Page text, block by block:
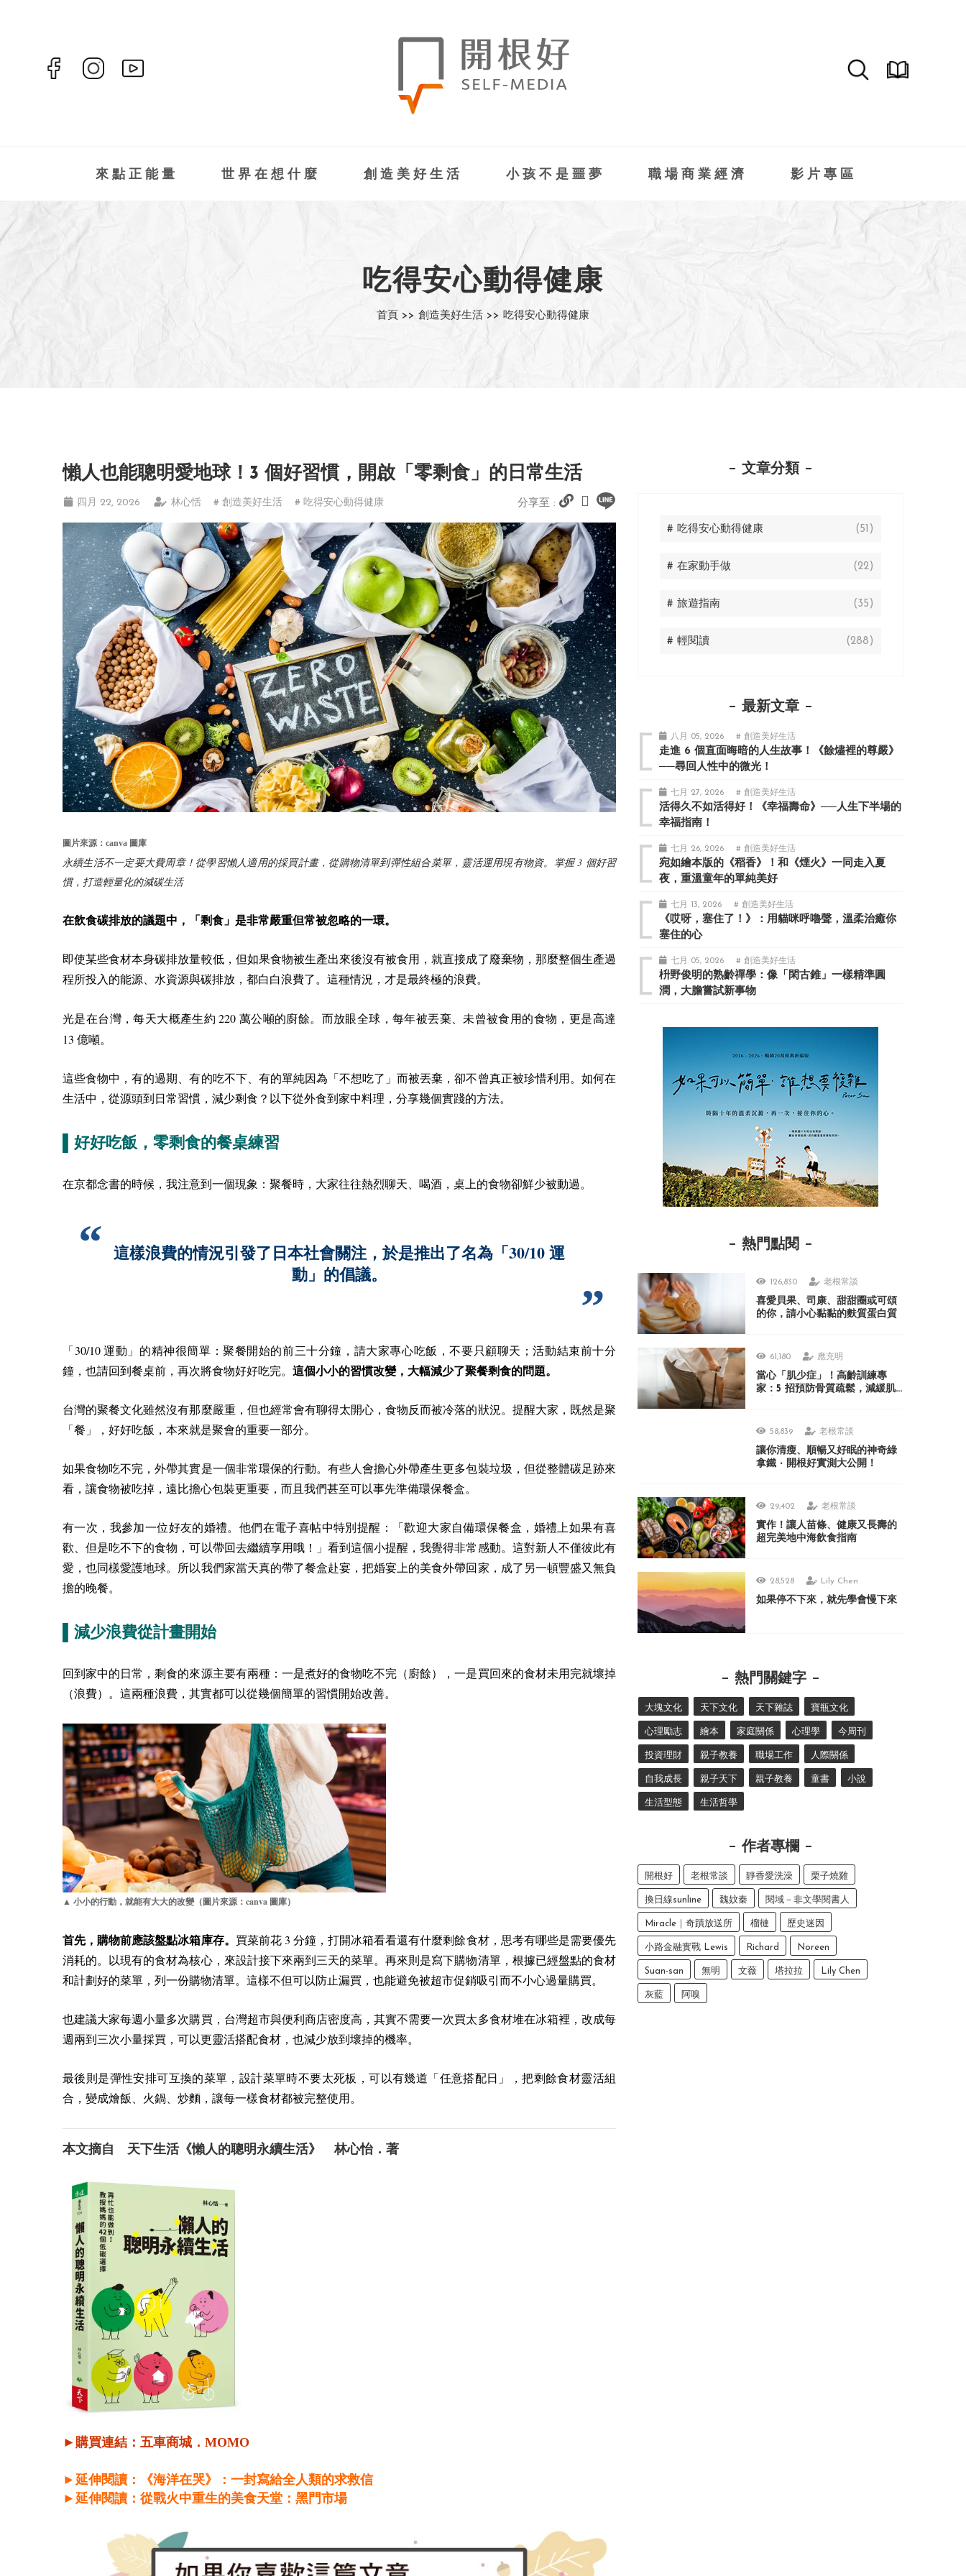
來點正能量 世界在想什麼 創造美好生活 小孩不是噩夢 職場商業經濟 影片專區
吃得安心動得健康
首頁 >> 創造美好生活 >> 吃得安心動得健康
懶人也能聰明愛地球！3 個好習慣，開啟「零剩食」的日常生活
四月 22, 2026 林心恬 # 創造美好生活 # 吃得安心動得健康 分享至 :
圖片來源：canva 圖庫
永續生活不一定要大費周章！從學習懶人適用的採買計畫，從購物清單到彈性組合菜單，靈活運用現有物資。掌握3 個好習
慣，打造輕量化的減碳生活
在飲食碳排放的議題中，「剩食」是非常嚴重但常被忽略的一環。
即使某些食材本身碳排放量較低，但如果食物被生產出來後沒有被食用，就直接成了廢棄物，那麼整個生產過
程所投入的能源、水資源與碳排放，都白白浪費了。這種情況，才是最終極的浪費。
光是在台灣，每天大概產生約220 萬公噸的廚餘。而放眼全球，每年被丟棄、未曾被食用的食物，更是高達
13 億噸。
這些食物中，有的過期、有的吃不下、有的單純因為「不想吃了」而被丟棄，卻不曾真正被珍惜利用。如何在
生活中，從源頭到日常習慣，減少剩食？以下從外食到家中料理，分享幾個實踐的方法。
▌好好吃飯，零剩食的餐桌練習
在京都念書的時候，我注意到一個現象：聚餐時，大家往往熱烈聊天、喝酒，桌上的食物卻鮮少被動過。
這樣浪費的情況引發了日本社會關注，於是推出了名為「 30/10 運
動」的倡議。
「 30/10運動」的精神很簡單：聚餐開始的前三十分鐘，請大家專心吃飯，不要只顧聊天；活動結束前十分
鐘，也請回到餐桌前，再次將食物好好吃完。 這個小小的習慣改變，大幅減少了聚餐剩食的問題。
台灣的聚餐文化雖然沒有那麼嚴重，但也經常會有聊得太開心，食物反而被冷落的狀況。提醒大家，既然是聚
「餐」，好好吃飯，本來就是聚會的重要一部分。
如果食物吃不完，外帶其實是一個非常環保的行動。有些人會擔心外帶產生更多包裝垃圾，但從整體碳足跡來
看，讓食物被吃掉，遠比擔心包裝更重要，而且我們甚至可以事先準備環保餐盒。
有一次，我參加一位好友的婚禮。他們在電子喜帖中特別提醒：「歡迎大家自備環保餐盒，婚禮上如果有喜
歡、但是吃不下的食物，可以帶回去繼續享用哦！」看到這個小提醒，我覺得非常感動。這對新人不僅彼此有
愛，也同樣愛護地球。所以我們家當天真的帶了餐盒赴宴，把婚宴上的美食外帶回家，成了另一頓豐盛又無負
擔的晚餐。
▌減少浪費從計畫開始
回到家中的日常，剩食的來源主要有兩種：一是煮好的食物吃不完（廚餘），一是買回來的食材未用完就壞掉
（浪費）。這兩種浪費，其實都可以從幾個簡單的習慣開始改善。
▲ 小小的行動，就能有大大的改變（圖片來源： canva 圖庫）
首先，購物前應該盤點冰箱庫存。 買菜前花 3 分鐘，打開冰箱看看還有什麼剩餘食材，思考有哪些是需要優先
消耗的。以現有的食材為核心，來設計接下來兩到三天的菜單。再來則是寫下購物清單，根據已經盤點的食材
和計劃好的菜單，列一份購物清單。這樣不但可以防止漏買，也能避免被超市促銷吸引而不小心過量購買。
也建議大家每週小量多次購買，台灣超市與便利商店密度高，其實不需要一次買太多食材堆在冰箱裡，改成每
週兩到三次小量採買，可以更靈活搭配食材，也減少放到壞掉的機率。
最後則是彈性安排可互換的菜單，設計菜單時不要太死板，可以有幾道「任意搭配日」，把剩餘食材靈活組
合，變成燴飯、火鍋、炒麵，讓每一樣食材都被完整使用。
本文摘自 天下生活《懶人的聰明永續生活》 林心怡．著
►購買連結： 五車商城 ． MOMO
►延伸閱讀：《海洋在哭》：一封寫給全人類的求救信
►延伸閱讀：從戰火中重生的美食天堂：黑門市場
文章分類
# 吃得安心動得健康 (51)
# 在家動手做 (22)
# 旅遊指南 (35)
# 輕閱讀 (288)
最新文章
八月 05, 2026 # 創造美好生活
走進 6 個直面晦暗的人生故事！《餘燼裡的尊嚴》
──尋回人性中的微光！
七月 27, 2026 # 創造美好生活
活得久不如活得好！《幸福壽命》──人生下半場的
幸福指南！
七月 26, 2026 # 創造美好生活
宛如繪本版的《稻香》！和《煙火》一同走入夏
夜，重溫童年的單純美好
七月 13, 2026 # 創造美好生活
《哎呀，塞住了！》：用貓咪呼嚕聲，溫柔治癒你
塞住的心
七月 05, 2026 # 創造美好生活
枡野俊明的熟齡禪學：像「閑古錐」一樣精準圓
潤，大膽嘗試新事物
熱門點閱
126,830 老根常談
喜愛貝果、司康、甜甜圈或可頌
的你，請小心黏黏的麩質蛋白質
61,180 應充明
當心「肌少症」！高齡訓練專
家：5 招預防骨質疏鬆，減緩肌
58,839 老根常談
讓你清瘦、順暢又好眠的神奇綠
拿鐵 ‧ 開根好實測大公開！
29,402 老根常談
實作！讓人苗條、健康又長壽的
超完美地中海飲食指南
28,528 Lily Chen
如果停不下來，就先學會慢下來
熱門關鍵字
大塊文化 天下文化 天下雜誌 寶瓶文化
心理勵志 繪本 家庭關係 心理學 今周刊
投資理財 親子教養 職場工作 人際關係
自我成長 親子天下 親子教養 童書 小說
生活型態 生活哲學
作者專欄
開根好 老根常談 靜香愛洗澡 栗子燒雞
換日線sunline 魏妏秦 閱域－非文學閱書人
Miracle｜奇蹟放送所 榴槤 歷史迷因
小路金融實戰 Lewis Richard Noreen
Suan-san 無明 文薇 塔拉拉 Lily Chen
灰藍 阿嗅